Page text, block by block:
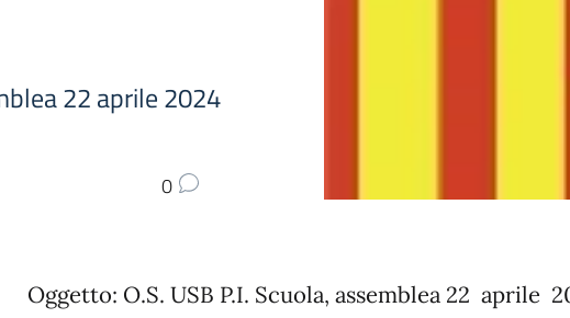
22 aprile 2024
0
Oggetto: O.S. USB P.I. Scuola, assemblea 22 aprile